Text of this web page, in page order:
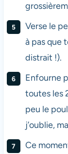
Verse le
à pas que
distrait !).
Enfourne
toutes les
peu le
j’oublie,
Ce